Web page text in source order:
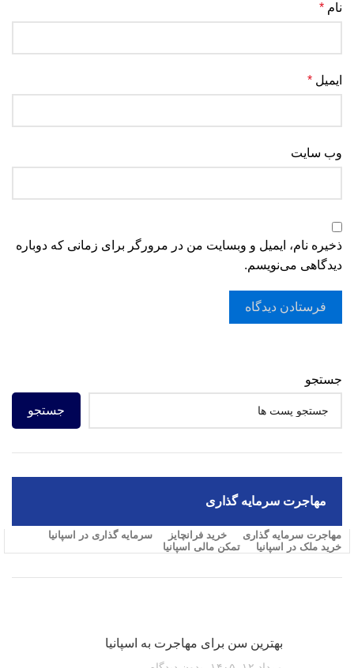
نام *
ایمیل *
وب‌ سایت
ذخیره نام، ایمیل و وبسایت من در مرورگر برای زمانی که دوباره
دیدگاهی می‌نویسم.
جستجو
جستجو
مهاجرت سرمایه گذاری
مهاجرت سرمایه گذاری خرید فرانچایز
سرمایه گذاری در اسپانیا
خرید ملک در اسپانیا
تمکن مالی اسپانیا
بهترین سن برای مهاجرت به اسپانیا